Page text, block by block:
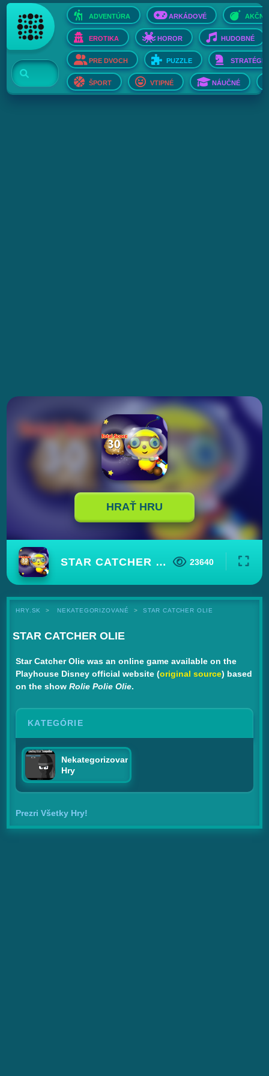
ADVENTÚRA ARKÁDOVÉ AKČNÉ
EROTIKA HOROR HUDOBNÉ
PRE DVOCH PUZZLE STRATÉGIE
ŠPORT VTIPNÉ NÁUČNÉ
HRAŤ HRU
STAR CATCHER OLIE 23640
HRY.SK NEKATEGORIZOVANÉ STAR CATCHER OLIE
STAR CATCHER OLIE
Star Catcher Olie was an online game available on the
Playhouse Disney official website (original source) based
on the showRolie Polie Olie.
KATEGÓRIE
Nekategorizované
Hry
Prezri Všetky Hry!